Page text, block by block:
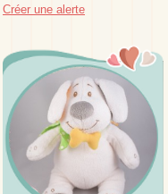
Créer une alerte